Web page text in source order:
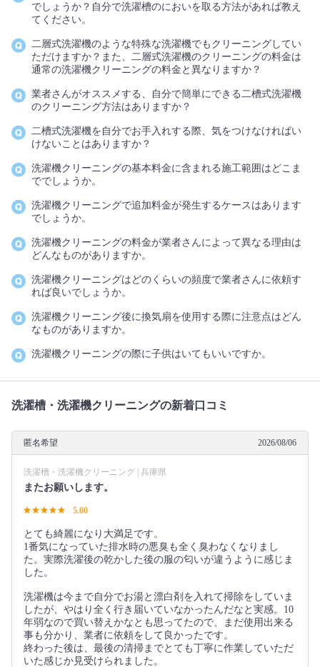
でしょうか？自分で洗濯槽のにおいを取る方法があれば教え
てください。
二層式洗濯機のような特殊な洗濯機でもクリーニングしてい
ただけますか？また、二層式洗濯機のクリーニングの料金は
通常の洗濯機クリーニングの料金と異なりますか？
業者さんがオススメする、自分で簡単にできる二槽式洗濯機
のクリーニング方法はありますか？
二槽式洗濯機を自分でお手入れする際、気をつけなければい
けないことはありますか？
洗濯機クリーニングの基本料金に含まれる施工範囲はどこま
ででしょうか。
洗濯機クリーニングで追加料金が発生するケースはあります
でしょうか。
洗濯機クリーニングの料金が業者さんによって異なる理由は
どんなものがありますか。
洗濯機クリーニングはどのくらいの頻度で業者さんに依頼す
れば良いでしょうか。
洗濯機クリーニング後に換気扇を使用する際に注意点はどん
なものがありますか。
洗濯機クリーニングの際に子供はいてもいいですか。
洗濯槽・洗濯機クリーニングの新着口コミ
匿名希望 2026/08/06
洗濯槽・洗濯機クリーニング | 兵庫県
またお願いします。
5.00
とても綺麗になり大満足です。
1番気になっていた排水時の悪臭も全く臭わなくなりまし
た。実際洗濯後の乾かした後の服の匂いが違うように感じま
した。
洗濯機は今まで自分でお湯と漂白剤を入れて掃除をしていま
したが、やはり全く行き届いていなかったんだなと実感。10
年弱なので買い替えかなとも思ってたので、まだ使用出来る
事も分かり、業者に依頼をして良かったです。
終わった後は、最後の清掃までとても丁寧に作業していただ
いた感じか見受けられました。